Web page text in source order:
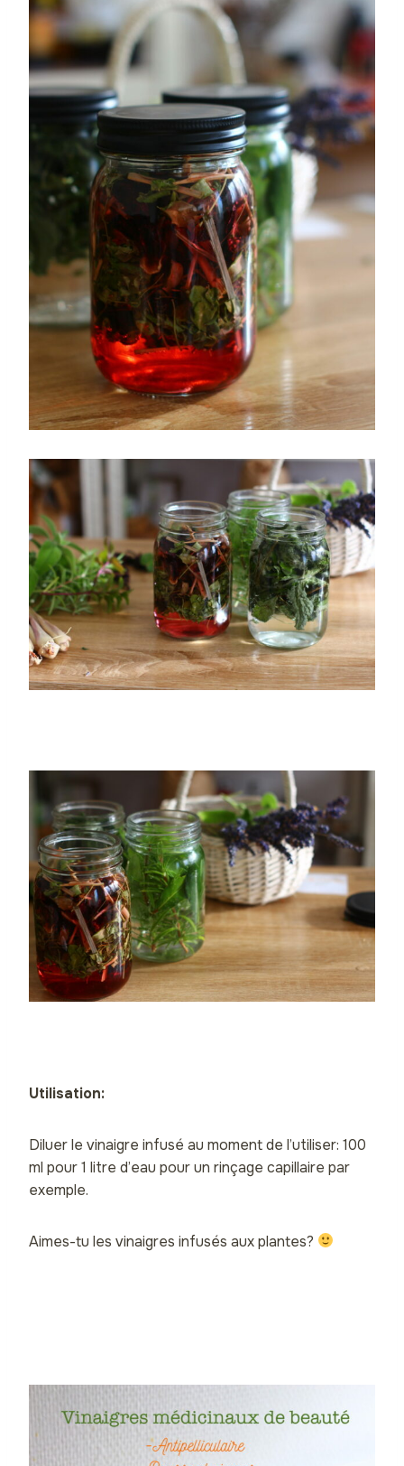
Utilisation:
Diluer le vinaigre infusé au moment de l’utiliser: 100
ml pour 1 litre d’eau pour un rinçage capillaire par
exemple.
Aimes-tu les vinaigres infusés aux plantes?